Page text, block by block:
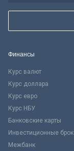
Финансы
Курс валют
Курс доллара
Курс евро
Курс НБУ
Банковские карты
Инвестиционные
Межбанк